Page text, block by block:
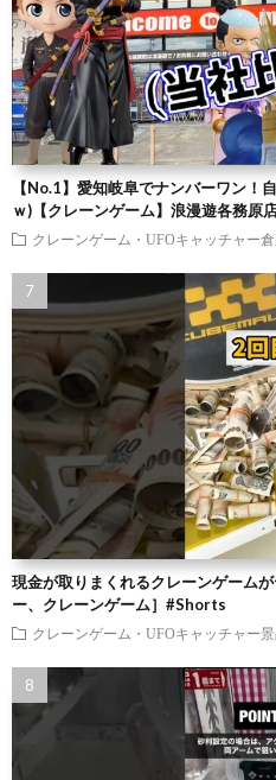
【No.1】愛知岐阜でナンバーワン！
ｗ)【クレーンゲーム】浪漫遊各務原
クレーンゲーム・UFOキャッチャー
現金が取りまくれるクレーンゲーム
ー、クレーンゲーム］#Shorts
クレーンゲーム・UFOキャッチャー景